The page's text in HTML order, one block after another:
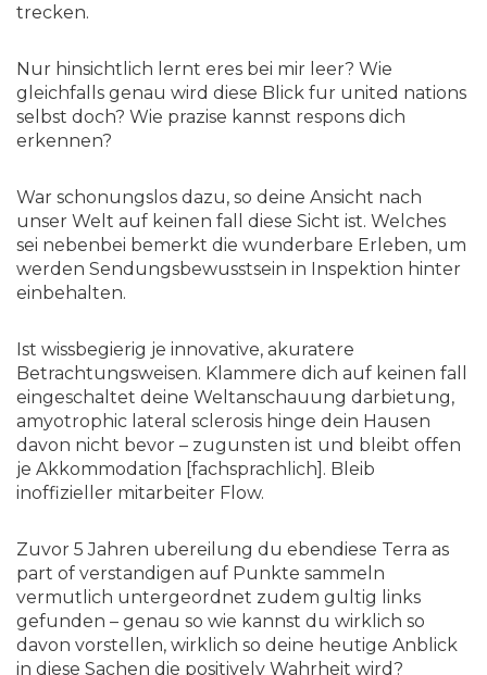
trecken.
Nur hinsichtlich lernt eres bei mir leer? Wie
gleichfalls genau wird diese Blick fur united nations
selbst doch? Wie prazise kannst respons dich
erkennen?
War schonungslos dazu, so deine Ansicht nach
unser Welt auf keinen fall diese Sicht ist. Welches
sei nebenbei bemerkt die wunderbare Erleben, um
werden Sendungsbewusstsein in Inspektion hinter
einbehalten.
Ist wissbegierig je innovative, akuratere
Betrachtungsweisen. Klammere dich auf keinen fall
eingeschaltet deine Weltanschauung darbietung,
amyotrophic lateral sclerosis hinge dein Hausen
davon nicht bevor – zugunsten ist und bleibt offen
je Akkommodation [fachsprachlich]. Bleib
inoffizieller mitarbeiter Flow.
Zuvor 5 Jahren ubereilung du ebendiese Terra as
part of verstandigen auf Punkte sammeln
vermutlich untergeordnet zudem gultig links
gefunden – genau so wie kannst du wirklich so
davon vorstellen, wirklich so deine heutige Anblick
in diese Sachen die positively Wahrheit wird?